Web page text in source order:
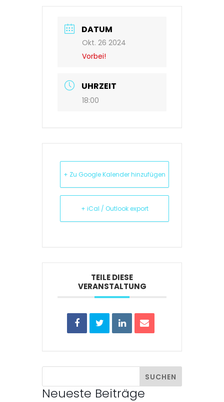
DATUM
Okt. 26 2024
Vorbei!
UHRZEIT
18:00
+ Zu Google Kalender hinzufügen
+ iCal / Outlook export
TEILE DIESE
VERANSTALTUNG
Neueste Beiträge